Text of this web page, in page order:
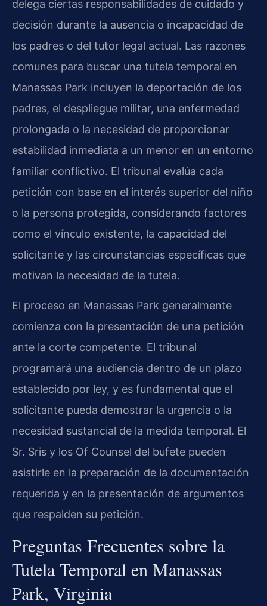
delega ciertas responsabilidades de cuidado y
decisión durante la ausencia o incapacidad de
los padres o del tutor legal actual. Las razones
comunes para buscar una tutela temporal en
Manassas Park incluyen la deportación de los
padres, el despliegue militar, una enfermedad
prolongada o la necesidad de proporcionar
estabilidad inmediata a un menor en un entorno
familiar conflictivo. El tribunal evalúa cada
petición con base en el interés superior del niño
o la persona protegida, considerando factores
como el vínculo existente, la capacidad del
solicitante y las circunstancias específicas que
motivan la necesidad de la tutela.
El proceso en Manassas Park generalmente
comienza con la presentación de una petición
ante la corte competente. El tribunal
programará una audiencia dentro de un plazo
establecido por ley, y es fundamental que el
solicitante pueda demostrar la urgencia o la
necesidad sustancial de la medida temporal. El
Sr. Sris y los Of Counsel del bufete pueden
asistirle en la preparación de la documentación
requerida y en la presentación de argumentos
que respalden su petición.
Preguntas Frecuentes sobre la
Tutela Temporal en Manassas
Park, Virginia